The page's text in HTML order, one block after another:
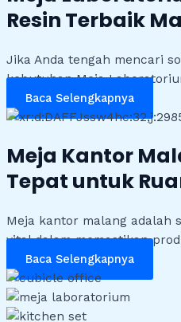
Resin Terbaik
Jika Anda tengah mencari
kebutuhan Meja
Baca Selengkapnya
Meja Kantor
Tepat untuk
Meja kantor malang adalah
vital dalam memastikan
Baca Selengkapnya